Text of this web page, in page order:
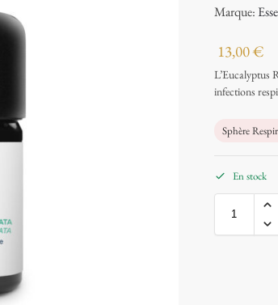
Marque:
13,00€
L’Eucalyptus
infections
Sphère
En stock